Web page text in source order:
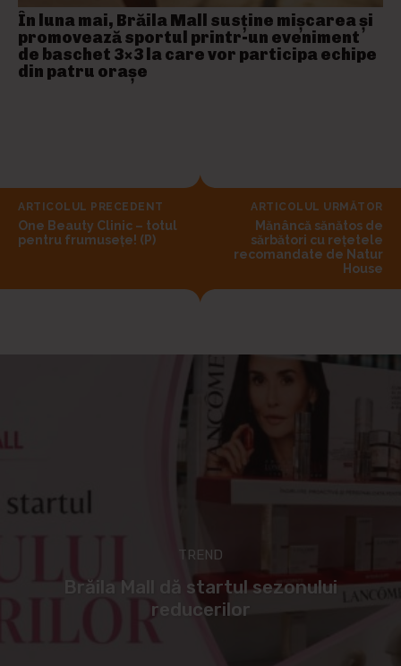
În luna mai, Brăila Mall susține mişcarea și
promovează sportul printr-un eveniment
de baschet 3×3 la care vor participa echipe
din patru orașe
ARTICOLUL PRECEDENT
One Beauty Clinic – totul
pentru frumusețe! (P)
ARTICOLUL URMĂTOR
Mănâncă sănătos de
sărbători cu rețetele
recomandate de Natur
House
TREND
Brăila Mall dă startul sezonului
reducerilor